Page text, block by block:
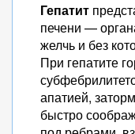
Гепатит
печени —
желчь и без
При гепатите
апатией,
быстро